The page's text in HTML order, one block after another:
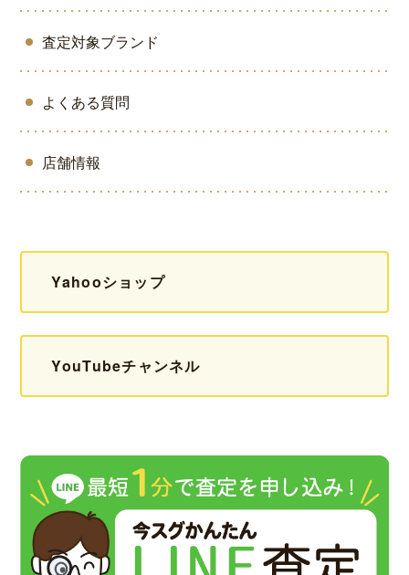
査定対象ブランド
よくある質問
店舗情報
Yahooショップ
YouTubeチャンネル